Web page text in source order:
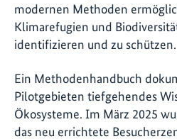
modernen Methoden
Klimarefugien und
identifizieren und zu schützen.
Ein Methodenhandbuch
Pilotgebieten tiefgehendes
Ökosysteme. Im März 2025
das neu errichtete